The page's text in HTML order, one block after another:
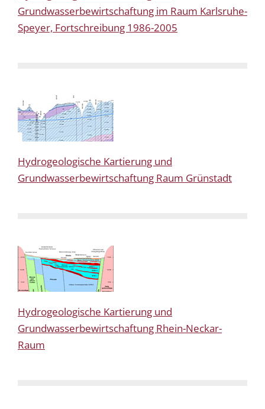
Grundwasserbewirtschaftung im Raum Karlsruhe-
Speyer, Fortschreibung 1986-2005
Hydrogeologische Kartierung und
Grundwasserbewirtschaftung Raum Grünstadt
Hydrogeologische Kartierung und
Grundwasserbewirtschaftung Rhein-Neckar-
Raum